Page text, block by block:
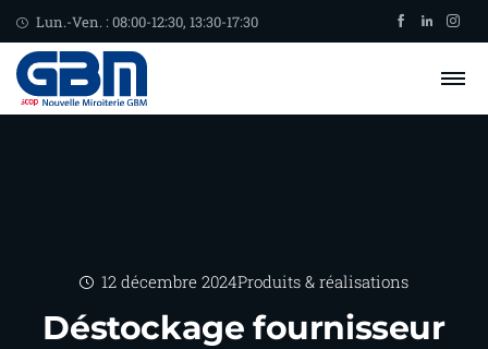
Lun.-Ven. : 08:00-12:30, 13:30-17:30
12 décembre 2024Produits & réalisations
Déstockage fournisseur